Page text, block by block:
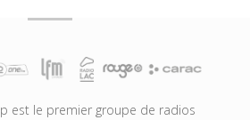
est le premier groupe de radios